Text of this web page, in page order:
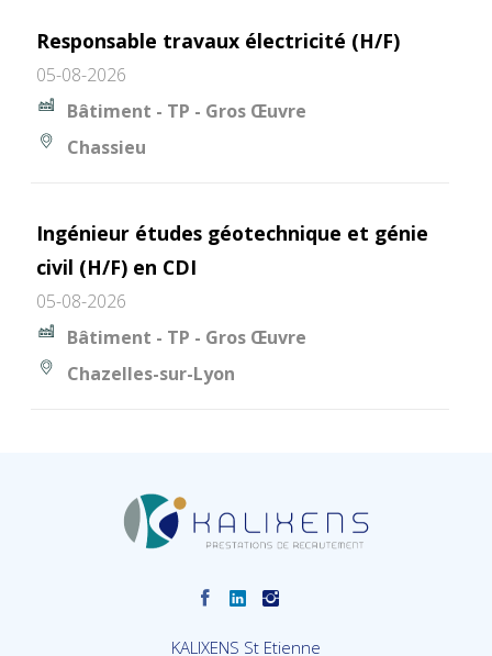
Responsable travaux électricité (H/F)
05-08-2026
Bâtiment - TP - Gros Œuvre
Chassieu
Ingénieur études géotechnique et génie
civil (H/F) en CDI
05-08-2026
Bâtiment - TP - Gros Œuvre
Chazelles-sur-Lyon
KALIXENS St Etienne